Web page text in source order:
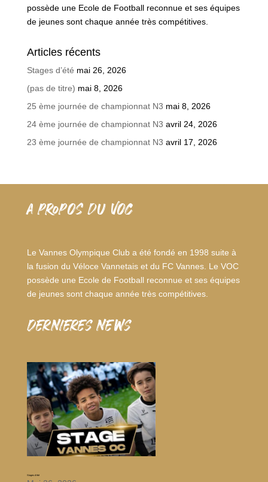
possède une Ecole de Football reconnue et ses équipes
de jeunes sont chaque année très compétitives.
Articles récents
Stages d’été mai 26, 2026
(pas de titre) mai 8, 2026
25 ème journée de championnat N3 mai 8, 2026
24 ème journée de championnat N3 avril 24, 2026
23 ème journée de championnat N3 avril 17, 2026
A PROPOS DU VOC
Le Vannes Olympique Club a été fondé en 1998 suite à
la fusion du Véloce Vannetais et du FC Vannes. Le VOC
possède une Ecole de Football reconnue et ses équipes
de jeunes sont chaque année très compétitives.
dernieres news
Stages d’été